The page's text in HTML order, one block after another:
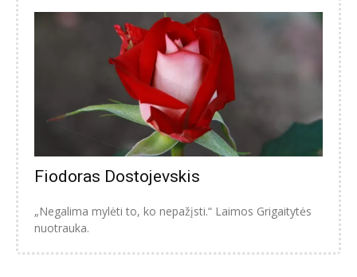
Fiodoras Dostojevskis
„Negalima mylėti to, ko nepažįsti.“ Laimos Grigaitytės
nuotrauka.